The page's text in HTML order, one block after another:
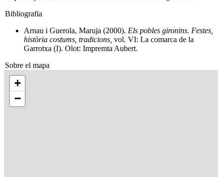
Bibliografia
Arnau i Guerola, Maruja (2000). Els pobles gironins. Festes,
història costums, tradicions, vol. VI: La comarca de la
Garrotxa (I). Olot: Impremta Aubert.
Sobre el mapa
+
−